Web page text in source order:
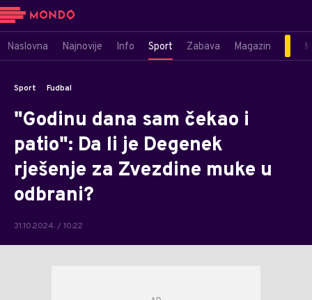
Naslovna Najnovije Info Sport Zabava Magazin
Sport Fudbal
"Godinu dana sam čekao i
patio": Da li je Degenek
rješenje za Zvezdine muke u
odbrani?
31.10.2024. / 10:22